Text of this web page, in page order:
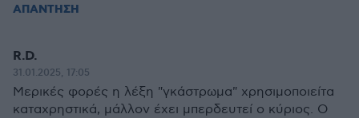
ΑΠΑΝΤΗΣΗ
R.D.
31.01.2025, 17:05
Μερικές φορές η λέξη "γκάστρωμα" χρησιμοποιείτα
καταχρηστικά, μάλλον έχει μπερδευτεί ο κύριος. Ο